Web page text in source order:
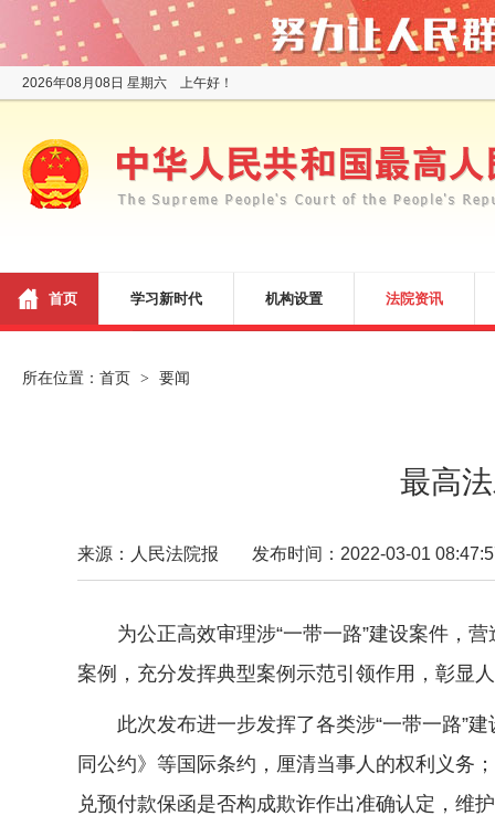
2026年08月08日 星期六 上午好！
首页 学习新时代 机构设置 法院资讯
所在位置： 首页 > 要闻
最高
来源：人民法院报 发布时间：2022-03-01
为公正高效审理涉“一带一路”建设案件，营
案例，充分发挥典型案例示范引领作用，彰显
此次发布进一步发挥了各类涉“一带一路”建
同公约》等国际条约，厘清当事人的权利义务
兑预付款保函是否构成欺诈作出准确认定，维